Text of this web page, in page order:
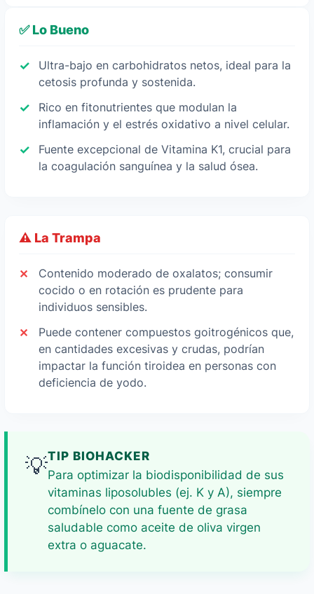
✅ Lo Bueno
Ultra-bajo en carbohidratos netos, ideal para la
cetosis profunda y sostenida.
Rico en fitonutrientes que modulan la
inflamación y el estrés oxidativo a nivel celular.
Fuente excepcional de Vitamina K1, crucial para
la coagulación sanguínea y la salud ósea.
⚠️ La Trampa
Contenido moderado de oxalatos; consumir
cocido o en rotación es prudente para
individuos sensibles.
Puede contener compuestos goitrogénicos que,
en cantidades excesivas y crudas, podrían
impactar la función tiroidea en personas con
deficiencia de yodo.
💡TIP BIOHACKER
Para optimizar la biodisponibilidad de sus
vitaminas liposolubles (ej. K y A), siempre
combínelo con una fuente de grasa
saludable como aceite de oliva virgen
extra o aguacate.